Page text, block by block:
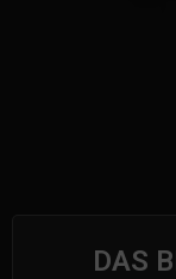
DAS